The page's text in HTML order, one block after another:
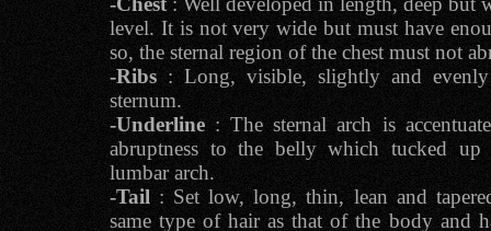
level. It is not very wide but must have
so, the sternal region of the chest must not
-Ribs : Long, visible, slightly and
sternum.
-Underline : The sternal arch is
abruptness to the belly which tucked
lumbar arch.
-Tail : Set low, long, thin, lean and
same type of hair as that of the body and